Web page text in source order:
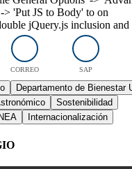
> 'Put JS to Body' to on
jQuery.js inclusion and
CORREO SAP
Departamento de Bienestar
Sostenibilidad
Internacionalización